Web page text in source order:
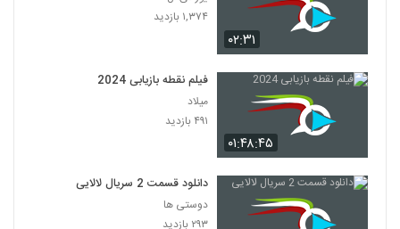
۰۲:۳۱
۱,۳۷۴ بازدید
۰۱:۴۸:۴۵
فیلم نقطه بازیابی 2024
میلاد
۴۹۱ بازدید
دانلود قسمت 2 سریال لالایی
دوستی ها
۲۹۳ بازدید